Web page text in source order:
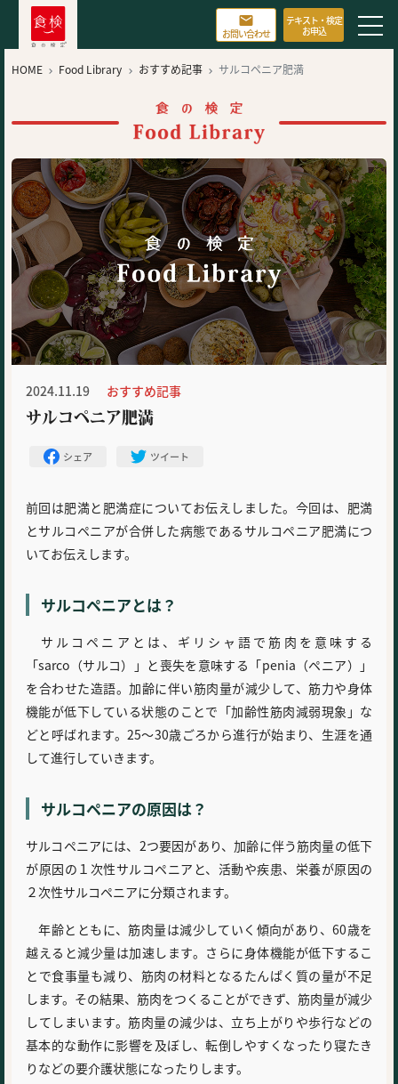

お問い合わせ
テキスト・検定
お申込
HOME  Food Library  おすすめ記事  サルコペニア肥満
2024.11.19 おすすめ記事
サルコペニア肥満
シェア ツイート
前回は肥満と肥満症についてお伝えしました。今回は、肥満
とサルコペニアが合併した病態であるサルコペニア肥満につ
いてお伝えします。
サルコペニアとは？
サルコペニアとは、ギリシャ語で筋肉を意味する
「sarco（サルコ）」と喪失を意味する「penia（ペニア）」
を合わせた造語。加齢に伴い筋肉量が減少して、筋力や身体
機能が低下している状態のことで「加齢性筋肉減弱現象」な
どと呼ばれます。25〜30歳ごろから進行が始まり、生涯を通
して進行していきます。
サルコペニアの原因は？
サルコペニアには、2つ要因があり、加齢に伴う筋肉量の低下
が原因の１次性サルコペニアと、活動や疾患、栄養が原因の
２次性サルコペニアに分類されます。
年齢とともに、筋肉量は減少していく傾向があり、60歳を
越えると減少量は加速します。さらに身体機能が低下するこ
とで食事量も減り、筋肉の材料となるたんぱく質の量が不足
します。その結果、筋肉をつくることができず、筋肉量が減少
してしまいます。筋肉量の減少は、立ち上がりや歩行などの
基本的な動作に影響を及ぼし、転倒しやすくなったり寝たき
りなどの要介護状態になったりします。